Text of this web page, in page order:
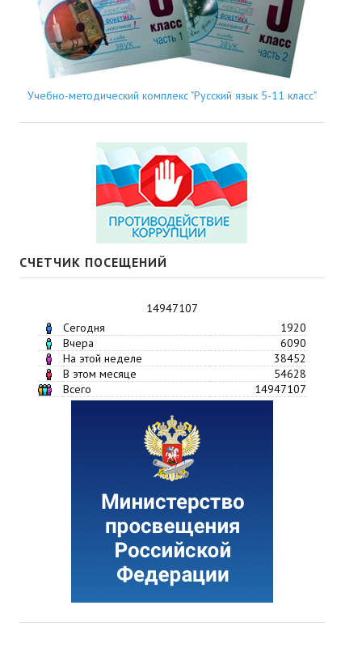
Учебно-методический комплекс "Русский язык 5-11 класс"
СЧЕТЧИК ПОСЕЩЕНИЙ
14947107
Сегодня
1920
Вчера
6090
На этой неделе
38452
В этом месяце
54628
Всего
14947107